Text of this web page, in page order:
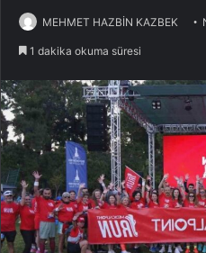
MEHMET HAZBİN KAZBEK
1 dakika okuma süresi